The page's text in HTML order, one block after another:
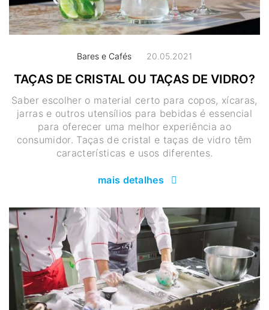
Bares e Cafés 20.05.2021
TAÇAS DE CRISTAL OU TAÇAS DE VIDRO?
Saber escolher o material certo para copos, xícaras,
jarras e outros utensílios para bebidas é essencial
para oferecer uma melhor experiência ao
consumidor. Taças de cristal e taças de vidro têm
características e usos diferentes.
mais detalhes